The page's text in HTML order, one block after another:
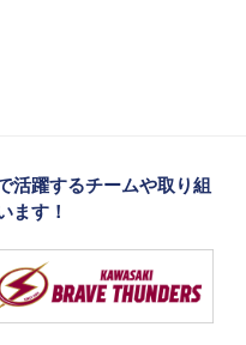
活躍するチームや取り組
ます！